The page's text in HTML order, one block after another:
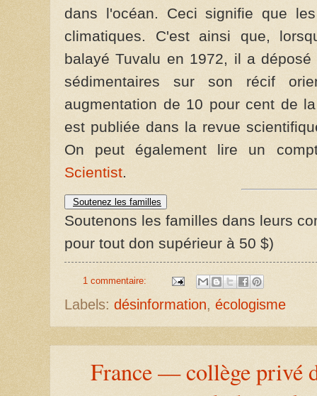
dans l'océan. Ceci signifie que
climatiques. C'est ainsi que,
balayé Tuvalu en 1972, il a
sédimentaires sur son récif
augmentation de 10 pour cent de
est publiée dans la revue
On peut également lire un
Scientist.
Soutenez les familles
Soutenons les familles dans leurs
pour tout don supérieur à 50 $)
1 commentaire:
Labels: désinformation, écologisme
France — collège privé